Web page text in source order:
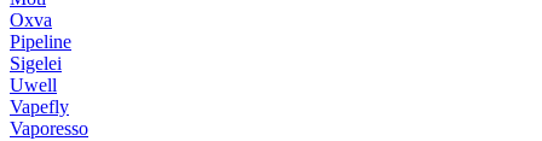
Oxva
Pipeline
Sigelei
Uwell
Vapefly
Vaporesso